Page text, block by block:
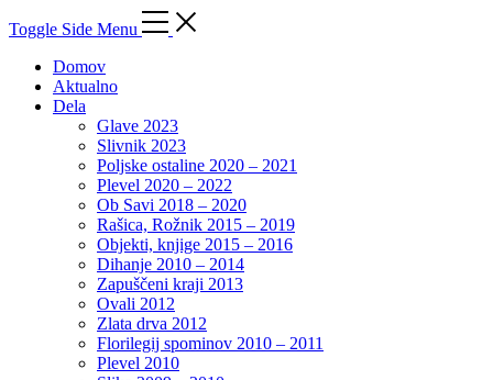
Toggle Side Menu
Domov
Aktualno
Dela
Glave 2023
Slivnik 2023
Poljske ostaline 2020 – 2021
Plevel 2020 – 2022
Ob Savi 2018 – 2020
Rašica, Rožnik 2015 – 2019
Objekti, knjige 2015 – 2016
Dihanje 2010 – 2014
Zapuščeni kraji 2013
Ovali 2012
Zlata drva 2012
Florilegij spominov 2010 – 2011
Plevel 2010